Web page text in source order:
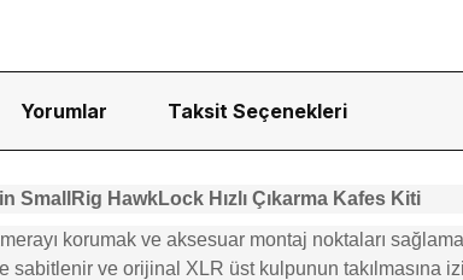
Yorumlar Taksit Seçenekleri
SmallRig HawkLock Hızlı Çıkarma Kafes Kiti
korumak ve aksesuar montaj noktaları
ve orijinal XLR üst kulpunun takılmasına